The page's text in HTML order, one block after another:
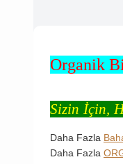
Organik
Sizin İçin,
Daha Fazla
Daha Fazla